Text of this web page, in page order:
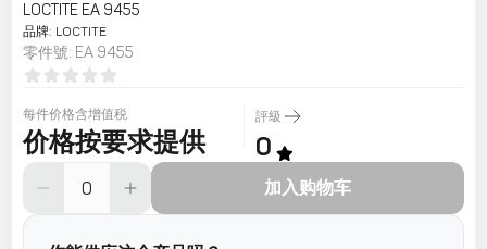
LOCTITE EA 9455
品牌: LOCTITE
零件號: EA 9455
每件价格含增值税
价格按要求提供
評級
0
加入购物车